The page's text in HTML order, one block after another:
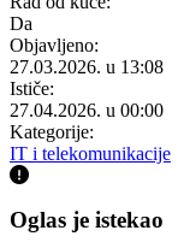
Da
Objavljeno:
27.03.2026. u 13:08
Ističe:
27.04.2026. u 00:00
Kategorije:
IT i telekomunikacije
Oglas je istekao